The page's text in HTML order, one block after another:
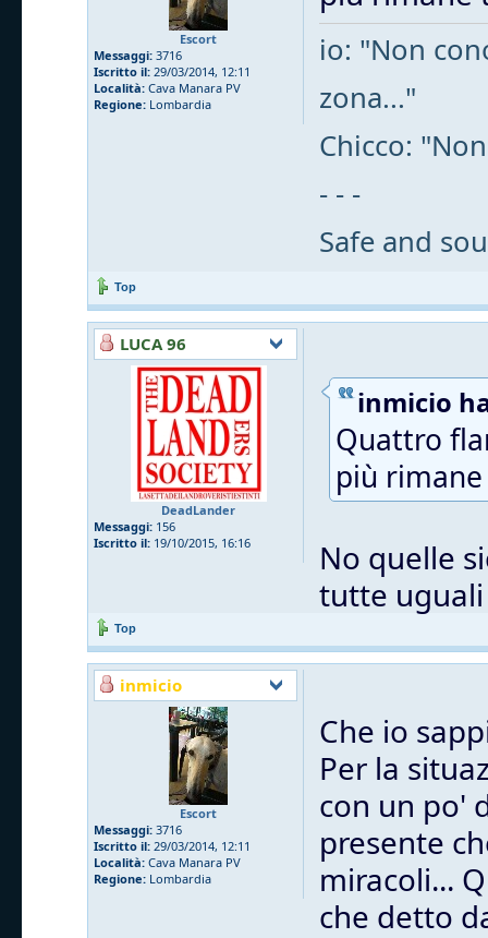
Escort
Messaggi: 3716
Iscritto il: 29/03/2014, 12:11
Località: Cava Manara PV
Regione: Lombardia
io: "Non
zona..."
Chicco:
- - -
Safe and
Top
LUCA 96
DeadLander
Messaggi: 156
Iscritto il: 19/10/2015, 16:16
inmicio
Quattro
più
No quelle
tutte uguali
Top
inmicio
Escort
Messaggi: 3716
Iscritto il: 29/03/2014, 12:11
Località: Cava Manara PV
Regione: Lombardia
Che io
Per la
con un po'
presente
miracoli...
che detto